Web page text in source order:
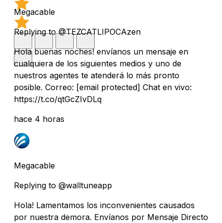
Megacable
Replying to @TEZCATLIPOCAzen
Hola buenas noches! envíanos un mensaje en
cualquiera de los siguientes medios y uno de
nuestros agentes te atenderá lo más pronto
posible. Correo: [email protected] Chat en vivo:
https://t.co/qtGcZIvDLq
hace 4 horas
Megacable
Replying to @walltuneapp
Hola! Lamentamos los inconvenientes causados
por nuestra demora. Envíanos por Mensaje Directo